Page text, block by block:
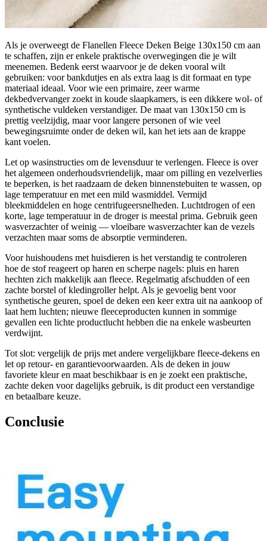
Als je overweegt de Flanellen Fleece Deken Beige 130x150 cm aan
te schaffen, zijn er enkele praktische overwegingen die je wilt
meenemen. Bedenk eerst waarvoor je de deken vooral wilt
gebruiken: voor bankdutjes en als extra laag is dit formaat en type
materiaal ideaal. Voor wie een primaire, zeer warme
dekbedvervanger zoekt in koude slaapkamers, is een dikkere wol- of
synthetische vuldeken verstandiger. De maat van 130x150 cm is
prettig veelzijdig, maar voor langere personen of wie veel
bewegingsruimte onder de deken wil, kan het iets aan de krappe
kant voelen.
Let op wasinstructies om de levensduur te verlengen. Fleece is over
het algemeen onderhoudsvriendelijk, maar om pilling en vezelverlies
te beperken, is het raadzaam de deken binnenstebuiten te wassen, op
lage temperatuur en met een mild wasmiddel. Vermijd
bleekmiddelen en hoge centrifugeersnelheden. Luchtdrogen of een
korte, lage temperatuur in de droger is meestal prima. Gebruik geen
wasverzachter of weinig — vloeibare wasverzachter kan de vezels
verzachten maar soms de absorptie verminderen.
Voor huishoudens met huisdieren is het verstandig te controleren
hoe de stof reageert op haren en scherpe nagels: pluis en haren
hechten zich makkelijk aan fleece. Regelmatig afschudden of een
zachte borstel of kledingroller helpt. Als je gevoelig bent voor
synthetische geuren, spoel de deken een keer extra uit na aankoop of
laat hem luchten; nieuwe fleeceproducten kunnen in sommige
gevallen een lichte productlucht hebben die na enkele wasbeurten
verdwijnt.
Tot slot: vergelijk de prijs met andere vergelijkbare fleece-dekens en
let op retour- en garantievoorwaarden. Als de deken in jouw
favoriete kleur en maat beschikbaar is en je zoekt een praktische,
zachte deken voor dagelijks gebruik, is dit product een verstandige
en betaalbare keuze.
Conclusie